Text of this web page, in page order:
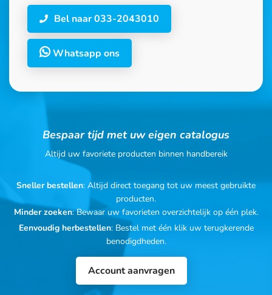
Bel naar 033-2043010
Whatsapp ons
Bespaar tijd met uw eigen catalogus
Altijd uw favoriete producten binnen handbereik
Sneller bestellen: Altijd direct toegang tot uw meest gebruikte
producten.
Minder zoeken: Bewaar uw favorieten overzichtelijk op één plek.
Eenvoudig herbestellen: Bestel met één klik uw terugkerende
benodigdheden.
Account aanvragen